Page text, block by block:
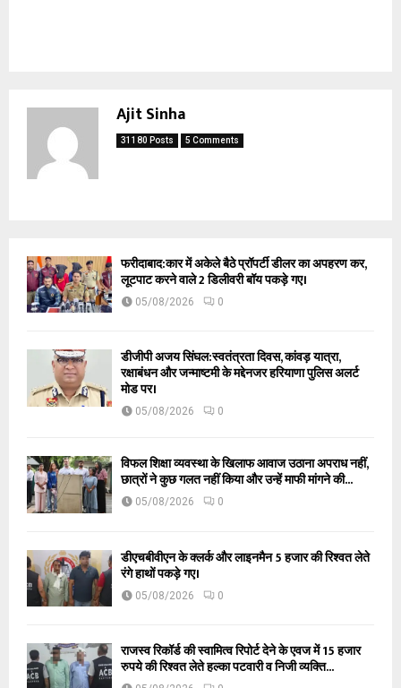
Ajit Sinha
31180 Posts 5 Comments
फरीदाबाद:कार में अकेले बैठे प्रॉपर्टी डीलर का अपहरण कर,
लूटपाट करने वाले 2 डिलीवरी बॉय पकड़े गए।
05/08/2026 0
डीजीपी अजय सिंघल:स्वतंत्रता दिवस, कांवड़ यात्रा,
रक्षाबंधन और जन्माष्टमी के मद्देनजर हरियाणा पुलिस अलर्ट
मोड पर।
05/08/2026 0
विफल शिक्षा व्यवस्था के खिलाफ आवाज उठाना अपराध नहीं,
छात्रों ने कुछ गलत नहीं किया और उन्हें माफी मांगने की...
05/08/2026 0
डीएचबीवीएन के क्लर्क और लाइनमैन 5 हजार की रिश्वत लेते
रंगे हाथों पकड़े गए।
05/08/2026 0
राजस्व रिकॉर्ड की स्वामित्व रिपोर्ट देने के एवज में 15 हजार
रुपये की रिश्वत लेते हल्का पटवारी व निजी व्यक्ति...